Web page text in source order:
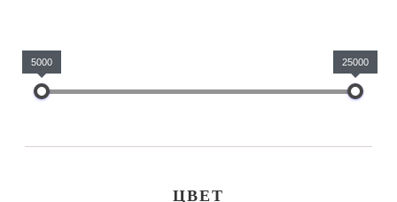
5000 25000
ЦВЕТ